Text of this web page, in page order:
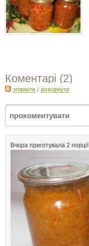
Коментарі (2)
згорнути / розгорнути
Вчора приготувала 2